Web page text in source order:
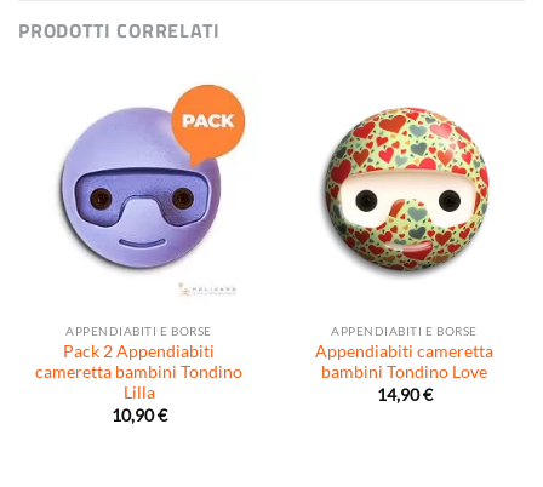
PRODOTTI CORRELATI
APPENDIABITI E BORSE
Pack 2 Appendiabiti
cameretta bambini Tondino
Lilla
10,90€
APPENDIABITI E BORSE
Appendiabiti cameretta
bambini Tondino Love
14,90€